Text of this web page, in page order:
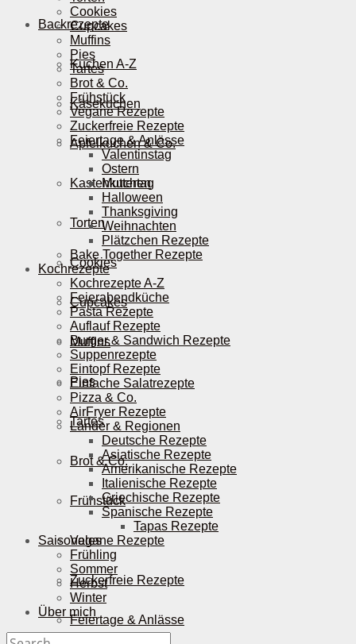
Backrezepte
Kuchen A-Z
Käsekuchen
Apfelkuchen & Co.
Kastenkuchen
Torten
Cookies
Cupcakes
Muffins
Pies
Tartes
Brot & Co.
Frühstück
Vegane Rezepte
Zuckerfreie Rezepte
Feiertage & Anlässe
Cookies
Cupcakes
Muffins
Pies
Tartes
Brot & Co.
Frühstück
Vegane Rezepte
Zuckerfreie Rezepte
Feiertage & Anlässe
Valentinstag
Ostern
Muttertag
Halloween
Thanksgiving
Weihnachten
Plätzchen Rezepte
Bake Together Rezepte
Kochrezepte
Kochrezepte A-Z
Feierabendküche
Pasta Rezepte
Auflauf Rezepte
Burger & Sandwich Rezepte
Suppenrezepte
Eintopf Rezepte
Einfache Salatrezepte
Pizza & Co.
AirFryer Rezepte
Länder & Regionen
Deutsche Rezepte
Asiatische Rezepte
Amerikanische Rezepte
Italienische Rezepte
Griechische Rezepte
Spanische Rezepte
Tapas Rezepte
Saisonales
Frühling
Sommer
Herbst
Winter
Über mich